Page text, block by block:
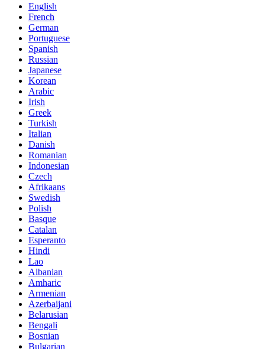
English
French
German
Portuguese
Spanish
Russian
Japanese
Korean
Arabic
Irish
Greek
Turkish
Italian
Danish
Romanian
Indonesian
Czech
Afrikaans
Swedish
Polish
Basque
Catalan
Esperanto
Hindi
Lao
Albanian
Amharic
Armenian
Azerbaijani
Belarusian
Bengali
Bosnian
Bulgarian